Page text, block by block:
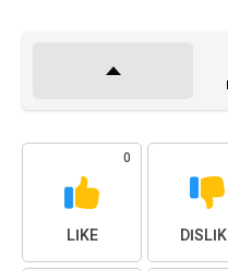
0
LIKE